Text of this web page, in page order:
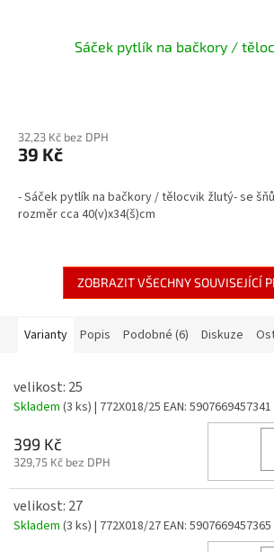
Sáček pytlík na bačkory /
32,23 Kč bez DPH
39 Kč
- Sáček pytlík na bačkory / tělocvik žlutý- se
rozměr cca 40(v)x34(š)cm
ZOBRAZIT VŠECHNY SOUVISEJÍCÍ
Varianty Popis Podobné (6) Diskuze
velikost: 25
Skladem (3 ks) | 772X018/25 EAN: 5907669457341
399 Kč
329,75 Kč bez DPH
velikost: 27
Skladem (3 ks) | 772X018/27EAN: 5907669457365